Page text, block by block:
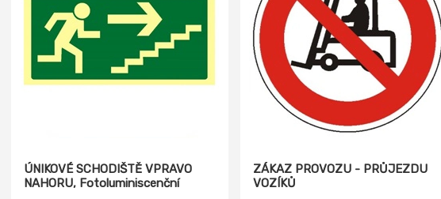
ÚNIKOVÉ SCHODIŠTĚ VPRAVO
NAHORU, Fotoluminiscenční
ZÁKAZ PROVOZU - PRŮJEZDU
VOZÍKŮ